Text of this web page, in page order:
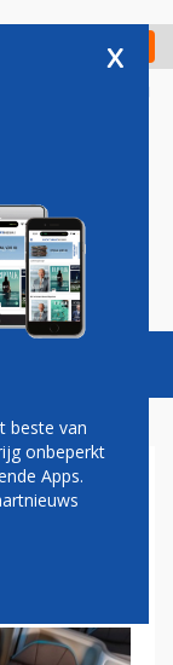
Check in
Vacatures
x
beste van
onbeperkt
Apps.